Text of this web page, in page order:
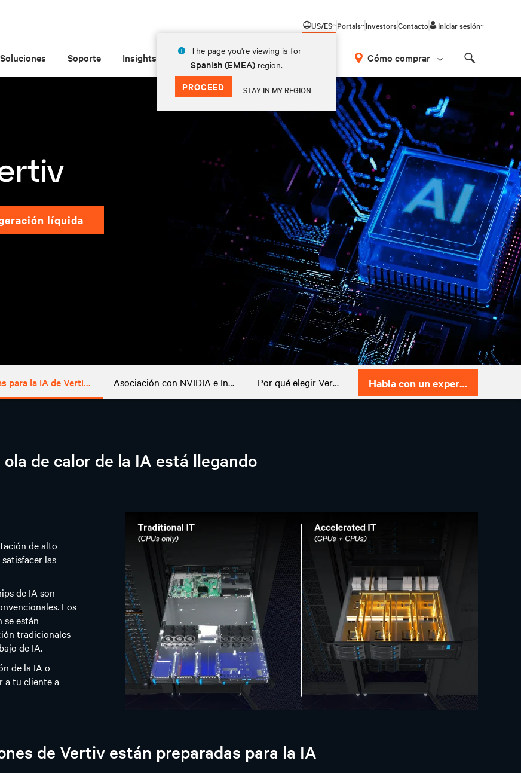
US/ES
The page you're viewing is for
Spanish (EMEA) region.
PROCEED STAY IN MY REGION
Portals InvestorsContacto Iniciar sesión
Soluciones Soporte Insights Acerca de las Cómo comprar
líquida
Soluciones preparadas para la IA de Vertiv™ Asociación con NVIDIA e Intel Por qué elegir Vertiv Habla con un experto
ola de calor de la IA está llegando
de alto
las
de IA son
Los
están
tradicionales
de IA.
de la IA o
a tu cliente a
de Vertiv están preparadas para la IA